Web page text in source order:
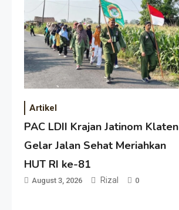
Artikel
PAC LDII Krajan Jatinom Klaten
Gelar Jalan Sehat Meriahkan
HUT RI ke-81
August 3, 2026 Rizal 0